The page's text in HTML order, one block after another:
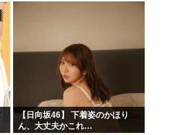
【日向坂46】 下着姿のかほり
ん、大丈夫かこれ…